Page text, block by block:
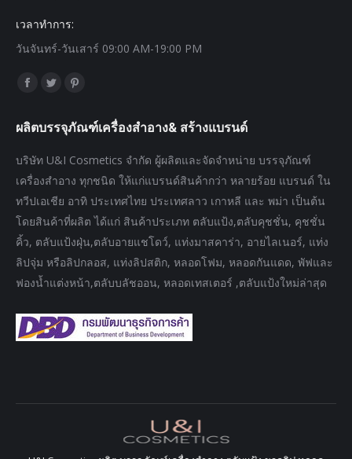
เวลาทำการ:
วันจันทร์-วันเสาร์ 09:00 AM-19:00 PM
Find us on:
Facebook
opens
in
new
window
Twitter
opens
new
window
Pinterest
opens
window
ผลิตบรรจุภัณฑ์เครื่องสำอาง& สร้างแบรนด์
บริษัท U&I Cosmetics จำกัด ผู้ผลิตและจัดจำหน่าย บรรจุภัณฑ์
เครื่องสำอาง ทุกชนิด ให้แก่แบรนด์สินค้ากว่า หลายร้อย แบรนด์ ใน
ทวีปเอเชีย อาทิ ประเทศไทย ประเทศลาว เกาหลี และ พม่า เป็นต้น
โดยสินค้าที่ผลิต ได้แก่ สินค้าประเภท ตลับแป้ง,ตลับคุชชั่น, คุชชั่น
คิ้ว, ตลับแป้งฝุ่น,ตลับอายแชโดว์, แท่งมาสคาร่า, อายไลเนอร์, แท่ง
ลิปจุ่ม หรือลิปกลอส, แท่งลิปสติก, หลอดโฟม, หลอดกันแดด, พัฟและ
ฟองน้ำแต่งหน้า,ตลับบลัชออน, หลอดเทสเตอร์ ,ตลับแป้งใหม่ล่าสุด